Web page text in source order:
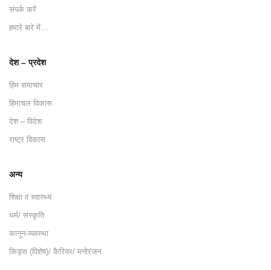
संपर्क करें
हमारे बारे में…
देश – प्रदेश
हिम समाचार
हिमाचल विकास
देश – विदेश
राष्ट्र विकास
अन्य
शिक्षा व स्वास्थ्य
धर्म/ संस्कृति
कानून-व्यवस्था
किड्स (विशेष)/ कैरियर/ मनोरंजन